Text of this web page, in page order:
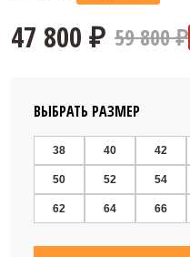
47 800 ₽
59 800 ₽
ВЫБРАТЬ РАЗМЕР
38 40 42
50 52 54
62 64 66